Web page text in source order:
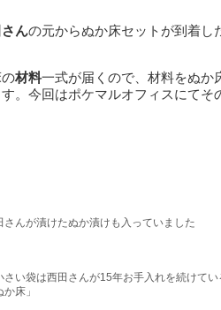
んの元からぬか床セットが到着し
材料一式が届くので、材料をぬか
。今回はポケマルオフィスにてそ
さんが漬けたぬか漬けも入っていました
さい袋は西田さんが15年お手入れを続けて
床」